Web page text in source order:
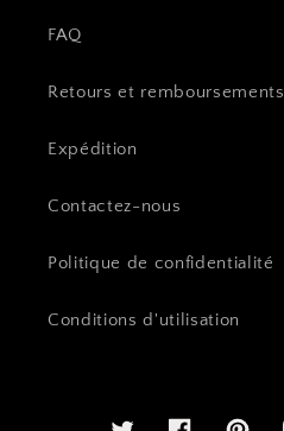
FAQ
Retours et remboursements
Expédition
Contactez-nous
Politique de confidentialité
Conditions d'utilisation